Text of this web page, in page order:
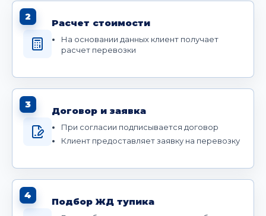
2
Расчет стоимости
На основании данных клиент получает
расчет перевозки
3
Договор и заявка
При согласии подписывается договор
Клиент предоставляет заявку на перевозку
4
Подбор ЖД тупика